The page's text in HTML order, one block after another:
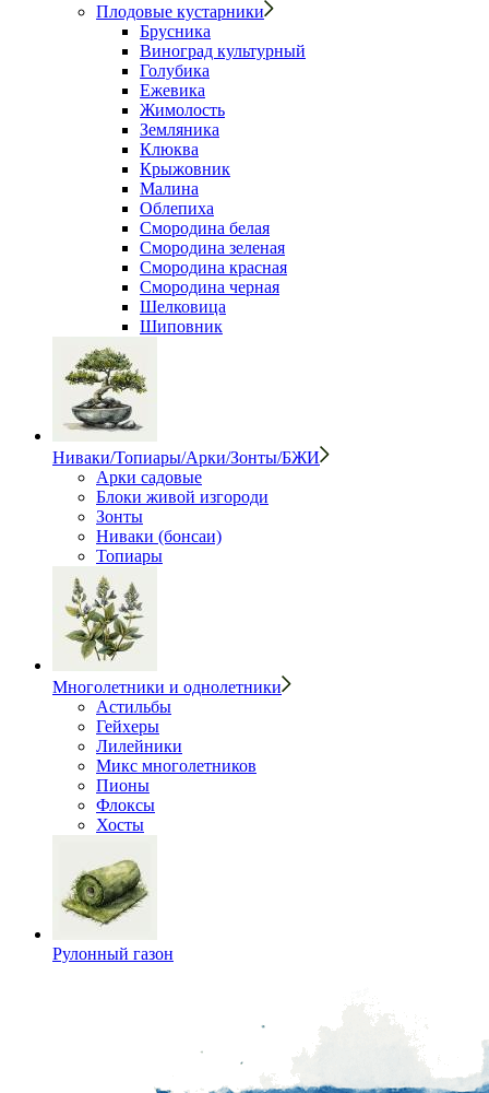
Плодовые кустарники
Брусника
Виноград культурный
Голубика
Ежевика
Жимолость
Земляника
Клюква
Крыжовник
Малина
Облепиха
Смородина белая
Смородина зеленая
Смородина красная
Смородина черная
Шелковица
Шиповник
Ниваки/Топиары/Арки/Зонты/БЖИ
Арки садовые
Блоки живой изгороди
Зонты
Ниваки (бонсаи)
Топиары
Многолетники и однолетники
Астильбы
Гейхеры
Лилейники
Микс многолетников
Пионы
Флоксы
Хосты
Рулонный газон